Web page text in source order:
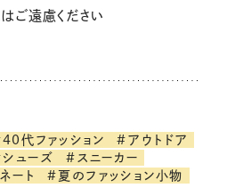
ご遠慮ください
代ファッション
#アウトドア
ューズ
#スニーカー
ート
#夏のファッション小物